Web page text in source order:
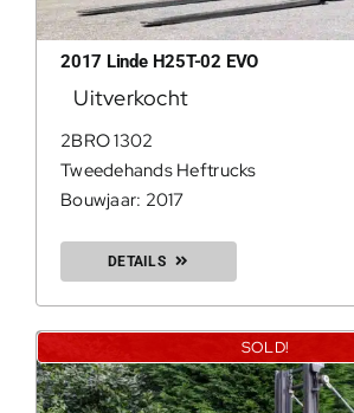
2017 Linde H25T-02 EVO
Uitverkocht
2BRO 1302
Tweedehands Heftrucks
Bouwjaar: 2017
DETAILS
SOLD!